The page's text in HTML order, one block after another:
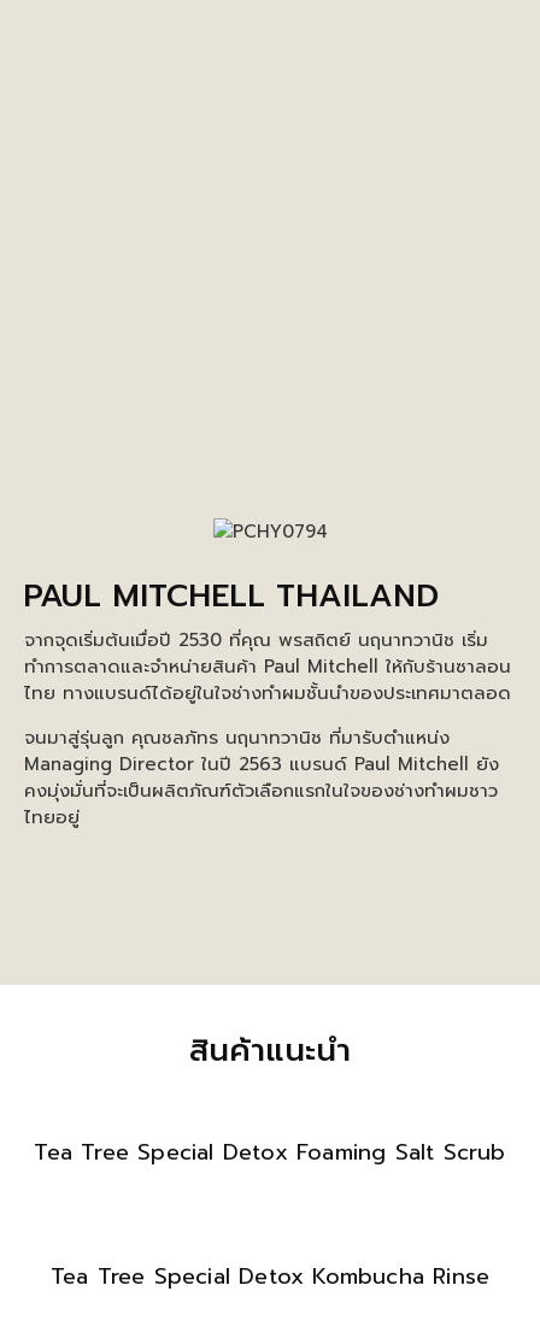
PAUL MITCHELL THAILAND
จากจุดเริ่มต้นเมื่อปี 2530 ที่คุณ พรสถิตย์ นฤนาทวานิช เริ่ม
ทำการตลาดและจำหน่ายสินค้า Paul Mitchell ให้กับร้านซาลอน
ไทย ทางแบรนด์ได้อยู่ในใจช่างทำผมชั้นนำของประเทศมาตลอด
จนมาสู่รุ่นลูก คุณชลภัทร นฤนาทวานิช ที่มารับตำแหน่ง
Managing Director ในปี 2563 แบรนด์ Paul Mitchell ยัง
คงมุ่งมั่นที่จะเป็นผลิตภัณฑ์ตัวเลือกแรกในใจของช่างทำผมชาว
ไทยอยู่
สินค้าแนะนำ
Tea Tree Special Detox Foaming Salt Scrub
Tea Tree Special Detox Kombucha Rinse